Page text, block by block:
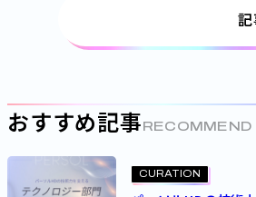
おすすめ記事 RECOMMEND
CURATION